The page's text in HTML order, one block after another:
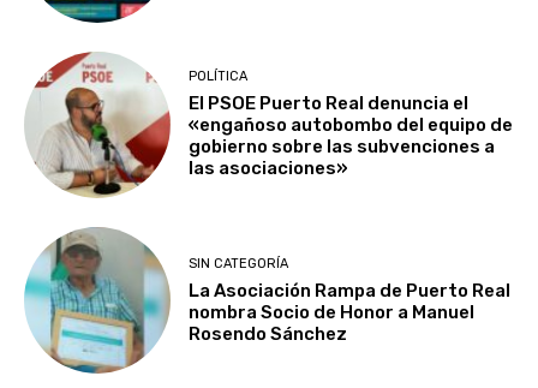
POLÍTICA
El PSOE Puerto Real denuncia el
«engañoso autobombo del equipo de
gobierno sobre las subvenciones a
las asociaciones»
SIN CATEGORÍA
La Asociación Rampa de Puerto Real
nombra Socio de Honor a Manuel
Rosendo Sánchez